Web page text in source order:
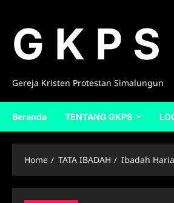
contentG K P S
Gereja Kristen Protestan Simalungun
Beranda TENTANG GKPS
Home TATA IBADAH Ibadah